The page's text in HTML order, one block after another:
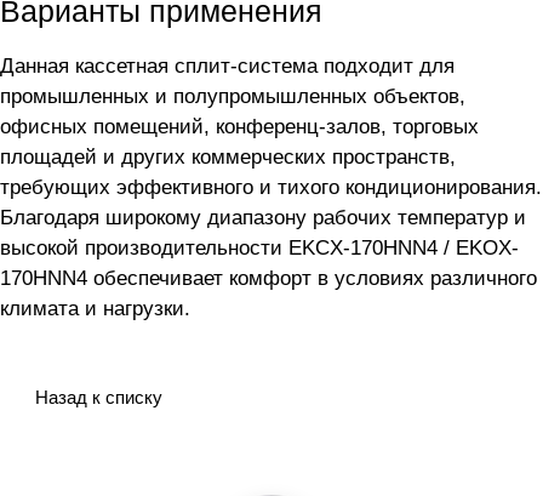
Варианты применения
Данная кассетная сплит-система подходит для
промышленных и полупромышленных объектов,
офисных помещений, конференц-залов, торговых
площадей и других коммерческих пространств,
требующих эффективного и тихого кондиционирования.
Благодаря широкому диапазону рабочих температур и
высокой производительности EKCX-170HNN4 / EKOX-
170HNN4 обеспечивает комфорт в условиях различного
климата и нагрузки.
Назад к списку